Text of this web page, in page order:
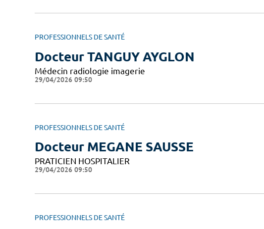
PROFESSIONNELS DE SANTÉ
Docteur TANGUY AYGLON
Médecin radiologie imagerie
29/04/2026 09:50
PROFESSIONNELS DE SANTÉ
Docteur MEGANE SAUSSE
PRATICIEN HOSPITALIER
29/04/2026 09:50
PROFESSIONNELS DE SANTÉ